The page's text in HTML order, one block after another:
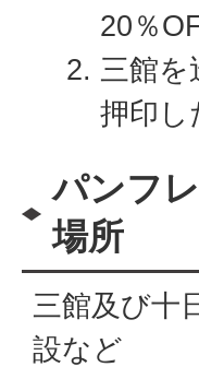
20％
三館
押印し
パンフ
場所
三館及び十
設など